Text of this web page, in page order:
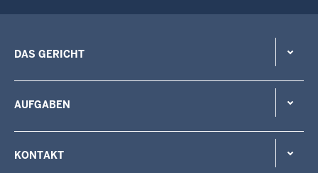
DAS GERICHT
AUFGABEN
KONTAKT